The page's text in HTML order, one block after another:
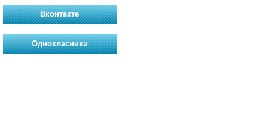
Вконтакте
Однокласники